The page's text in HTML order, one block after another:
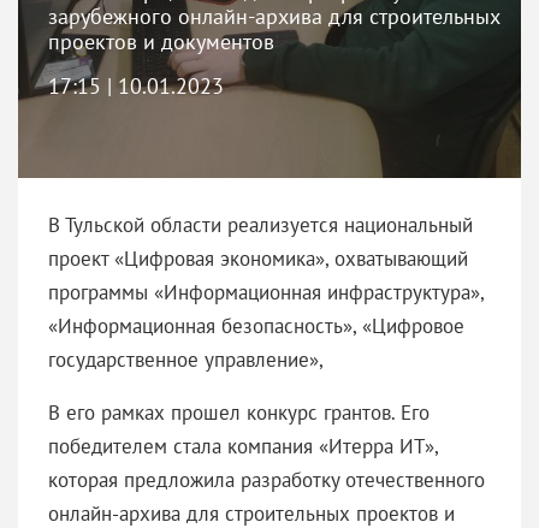
зарубежного онлайн-архива для строительных
проектов и документов
17:15 | 10.01.2023
В Тульской области реализуется национальный
проект «Цифровая экономика», охватывающий
программы «Информационная инфраструктура»,
«Информационная безопасность», «Цифровое
государственное управление»,
В его рамках прошел конкурс грантов. Его
победителем стала компания «Итерра ИТ»,
которая предложила разработку отечественного
онлайн-архива для строительных проектов и